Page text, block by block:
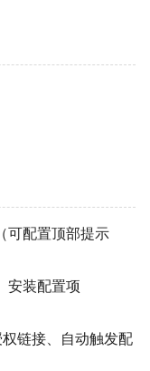
可配置顶部提示
安装配置项
链接、自动触发配